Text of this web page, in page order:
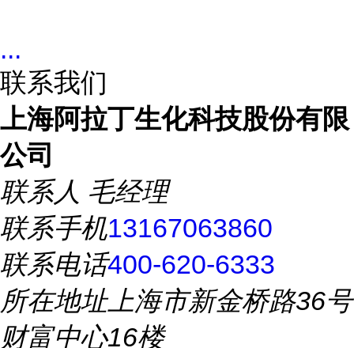
...
联系我们
上海阿拉丁生化科技股份有限
公司
联系人 毛经理
联系手机13167063860
联系电话400-620-6333
所在地址上海市新金桥路36号
财富中心16楼